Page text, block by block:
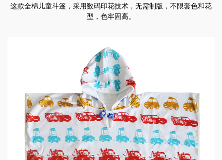
这款全棉儿童斗篷，采用数码印花技术，无需制版，不限套色和花
型，色牢固高。